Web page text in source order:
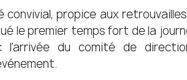
convivial, propice aux
le premier temps fort de la
du comité de